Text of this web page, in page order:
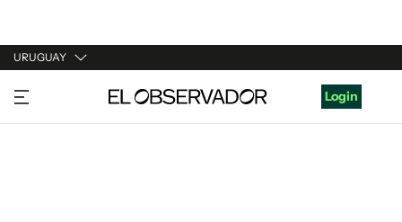
URUGUAY
URUGUAY
ARGENTINA
Login